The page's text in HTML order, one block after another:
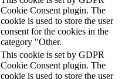
Cookie Consent plugin. The
cookie is used to store the user
consent for the cookies in the
category "Other.
This cookie is set by GDPR
Cookie Consent plugin. The
cookie is used to store the user